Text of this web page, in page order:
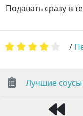
Подавать сразу в
/
Лучшие соусы